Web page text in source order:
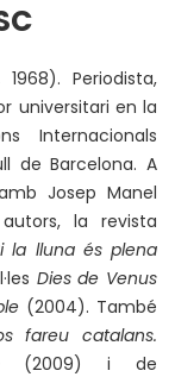
Periodista,
universitari en la
Internacionals
de Barcelona. A
Josep Manel
la revista
la lluna és plena
Dies de Venus
(2004). També
fareu catalans.
(2009) i de